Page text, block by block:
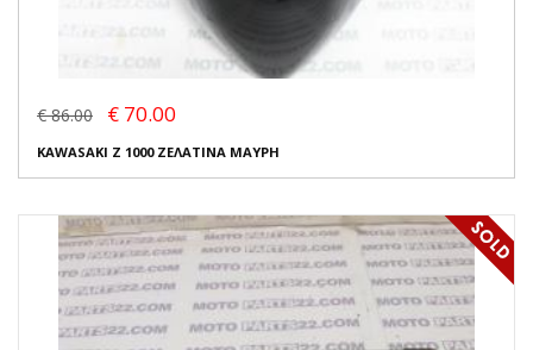
€ 86.00 € 70.00
KAWASAKI Z 1000 ΖΕΛΑΤΙΝΑ ΜΑΥΡΗ